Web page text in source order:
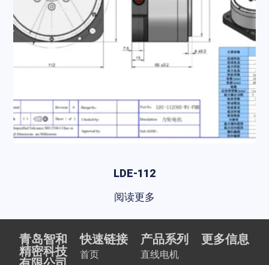
LDE-112
阅读更多
青岛智和
精密科技
快速链接
首页
产品系列
直线电机
更多信息